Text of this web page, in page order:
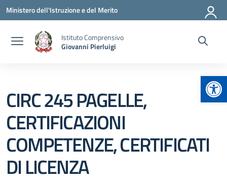
Vai ai contenuti
Vai al menu di navigazione
Vai al footer
Ministero dell'Istruzione e del Merito
Istituto Comprensivo
Giovanni Pierluigi
CIRC 245 PAGELLE,
CERTIFICAZIONI
COMPETENZE, CERTIFICATI
DI LICENZA